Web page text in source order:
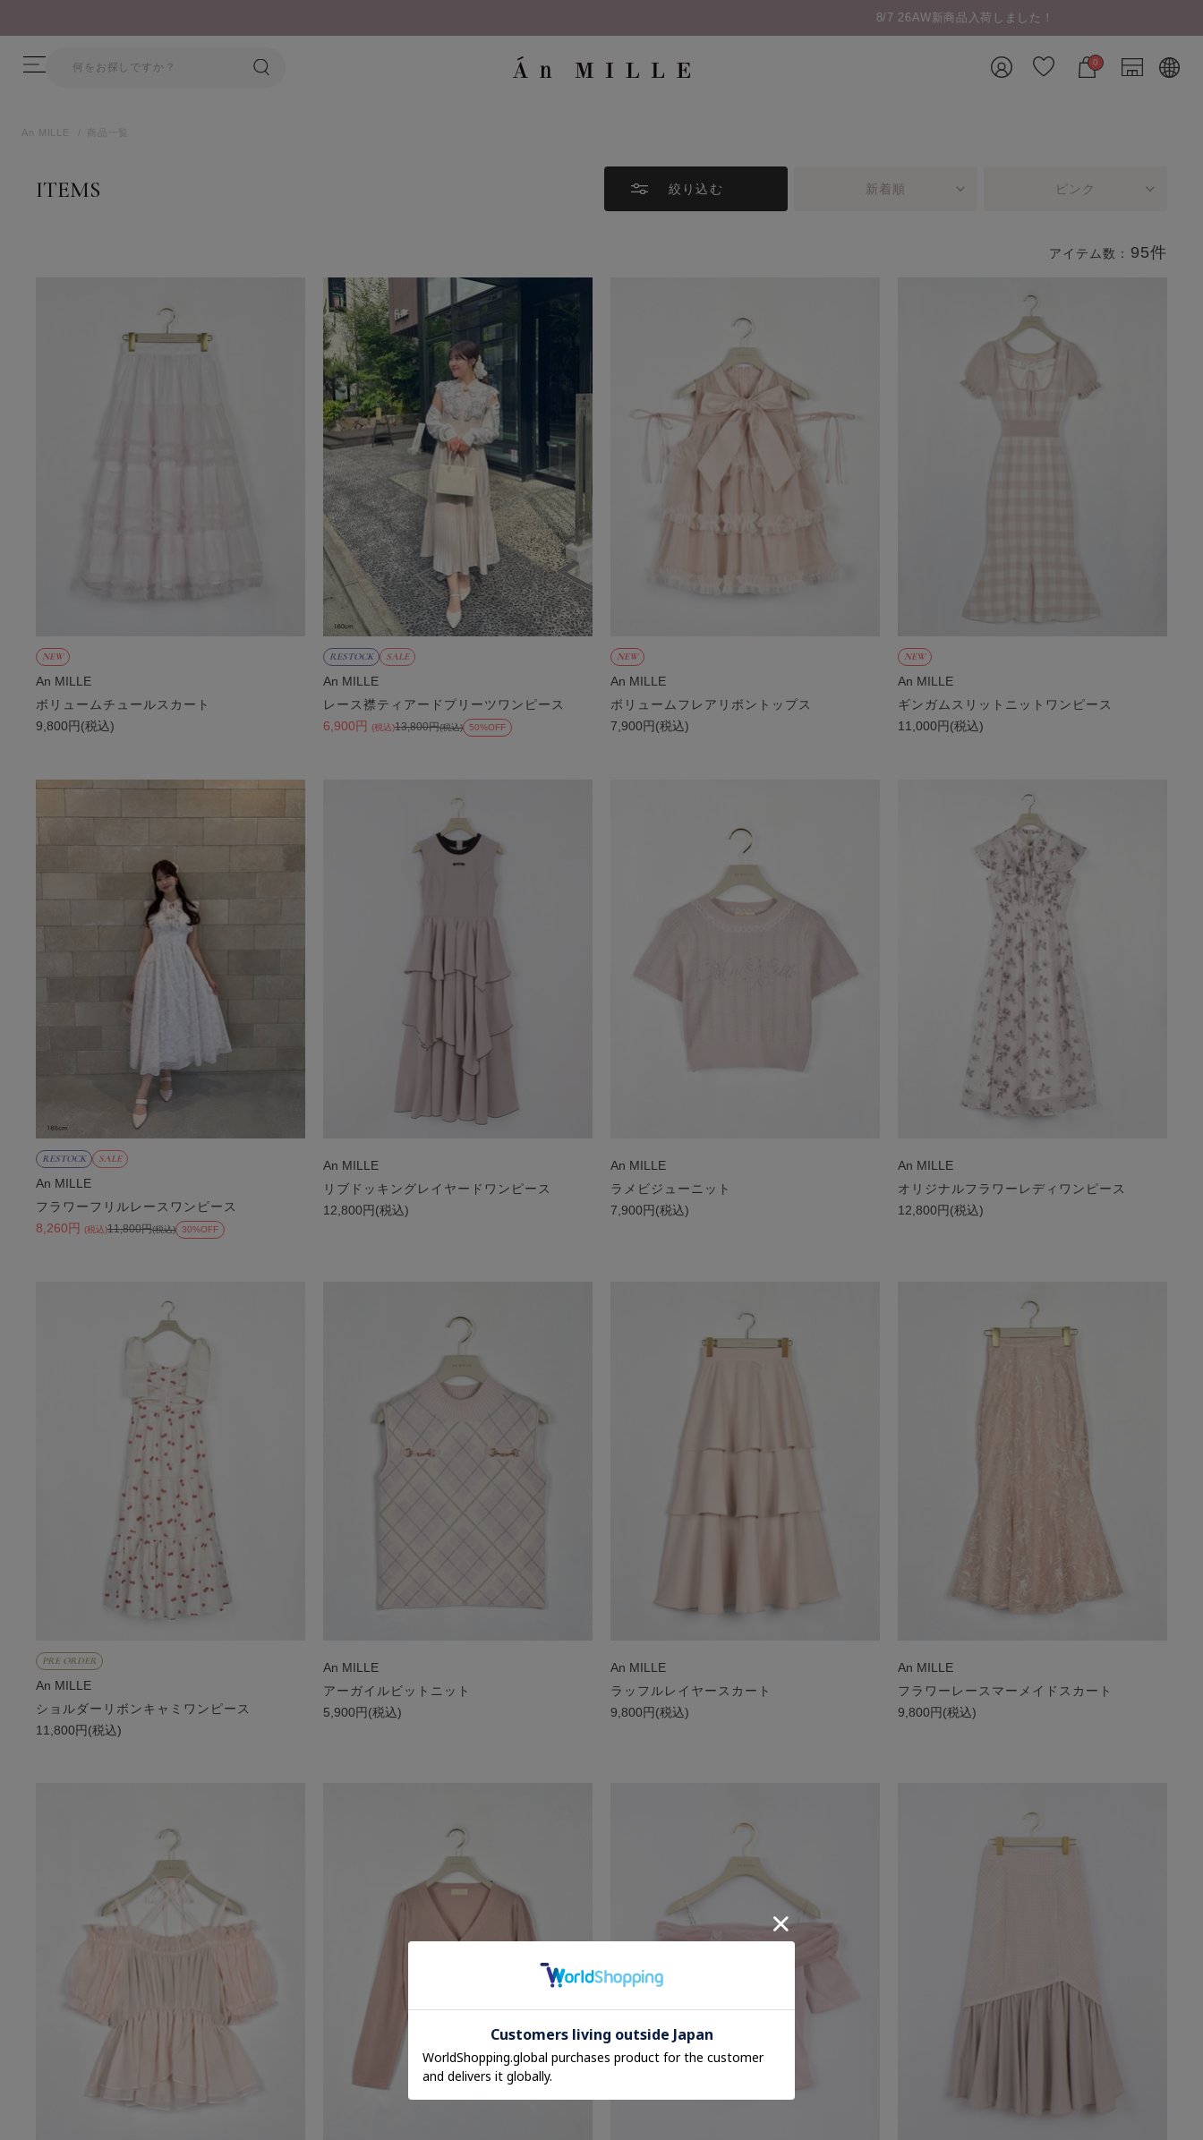
0
An MILLE 商品一覧
ITEMS 絞り込む 新着順 ピンク
アイテム数： 95件
NEW
An MILLE
ボリュームチュールスカート
9,800円(税込)
RESTOCK SALE
An MILLE
レース襟ティアードプリーツワンピース
6,900円
(税込)13,800円(税込) 50%OFF
NEW
An MILLE
ボリュームフレアリボントップス
7,900円(税込)
NEW
An MILLE
ギンガムスリットニットワンピース
11,000円(税込)
RESTOCK SALE
An MILLE
フラワーフリルレースワンピース
8,260円
(税込)11,800円(税込) 30%OFF
An MILLE
リブドッキングレイヤードワンピース
12,800円(税込)
An MILLE
ラメビジューニット
7,900円(税込)
An MILLE
オリジナルフラワーレディワンピース
12,800円(税込)
PRE ORDER
An MILLE
ショルダーリボンキャミワンピース
11,800円(税込)
An MILLE
アーガイルビットニット
5,900円(税込)
An MILLE
ラッフルレイヤースカート
9,800円(税込)
An MILLE
フラワーレースマーメイドスカート
9,800円(税込)